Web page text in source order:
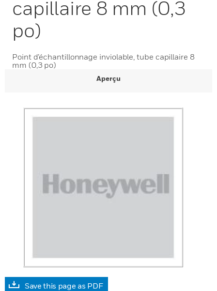
capillaire 8 mm (0,3
po)
Point d’échantillonnage inviolable, tube capillaire 8
mm (0,3 po)
Aperçu
Save this page as PDF